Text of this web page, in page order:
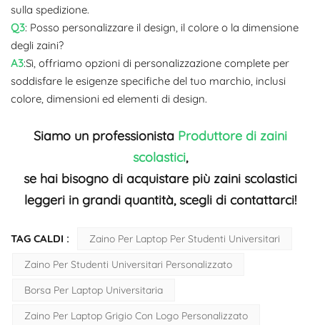
sulla spedizione.
Q3: Posso personalizzare il design, il colore o la dimensione
degli zaini?
A3:Sì, offriamo opzioni di personalizzazione complete per
soddisfare le esigenze specifiche del tuo marchio, inclusi
colore, dimensioni ed elementi di design.
Siamo un professionista Produttore di zaini
scolastici,
se hai bisogno di acquistare più zaini scolastici
leggeri in grandi quantità, scegli di contattarci!
TAG CALDI :
Zaino Per Laptop Per Studenti Universitari
Zaino Per Studenti Universitari Personalizzato
Borsa Per Laptop Universitaria
Zaino Per Laptop Grigio Con Logo Personalizzato